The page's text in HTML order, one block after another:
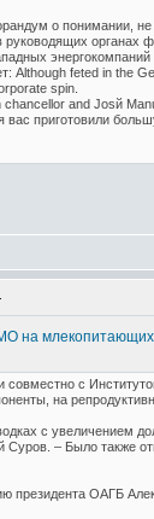
о понимании, не
Although feted in the
spin.
and Josй
вас приготовили
на млекопитающих
совместно с
на
с увеличением
Суров. – Было также
президента ОАГБ